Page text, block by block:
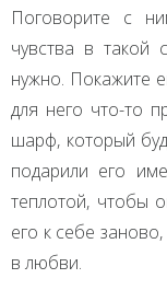
Поговорите с
чувства в
нужно. Покажите
для него что-то
шарф, который
подарили его
теплотой, чтобы
его к себе
в любви.